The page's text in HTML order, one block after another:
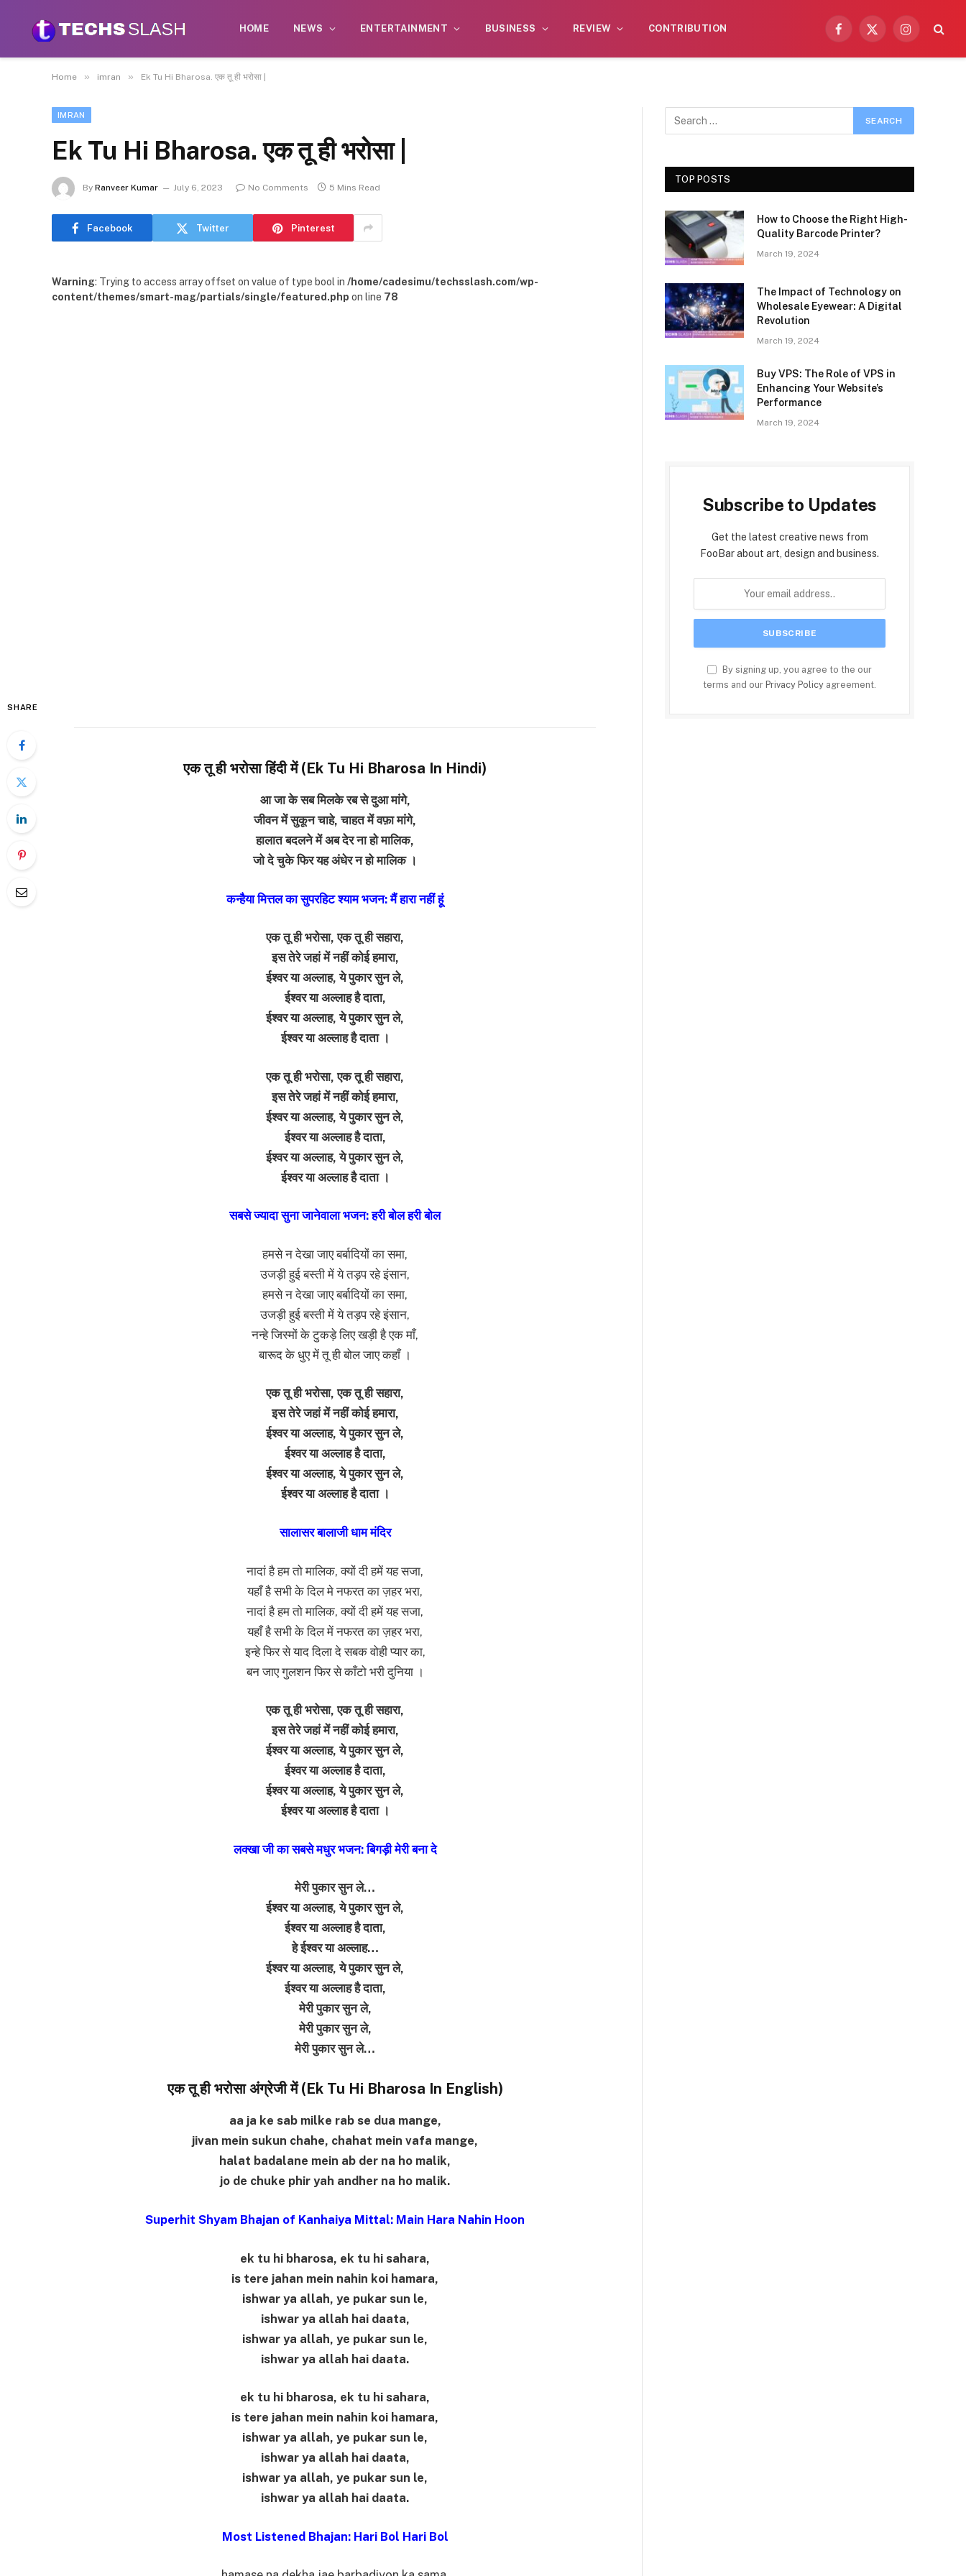
HOME NEWS ENTERTAINMENT BUSINESS REVIEW CONTRIBUTION
Facebook
X
Instagram
Home » imran » Ek Tu Hi Bharosa. एक तू ही भरोसा |
IMRAN
Ek Tu Hi Bharosa. एक तू ही भरोसा |
By Ranveer Kumar July 6, 2023 No Comments 5 Mins Read
Facebook Twitter Pinterest
Warning: Trying to access array offset on value of type bool in /home/cadesimu/techsslash.com/wp-
content/themes/smart-mag/partials/single/featured.php on line 78
SHARE
एक तू ही भरोसा हिंदी में (Ek Tu Hi Bharosa In Hindi)
आ जा के सब मिलके रब से दुआ मांगे,
जीवन में सुकून चाहे, चाहत में वफ़ा मांगे,
हालात बदलने में अब देर ना हो मालिक,
जो दे चुके फिर यह अंधेर न हो मालिक ।
कन्हैया मित्तल का सुपरहिट श्याम भजन: मैं हारा नहीं हूं
एक तू ही भरोसा, एक तू ही सहारा,
इस तेरे जहां में नहीं कोई हमारा,
ईश्वर या अल्लाह, ये पुकार सुन ले,
ईश्वर या अल्लाह है दाता,
ईश्वर या अल्लाह, ये पुकार सुन ले,
ईश्वर या अल्लाह है दाता ।
एक तू ही भरोसा, एक तू ही सहारा,
इस तेरे जहां में नहीं कोई हमारा,
ईश्वर या अल्लाह, ये पुकार सुन ले,
ईश्वर या अल्लाह है दाता,
ईश्वर या अल्लाह, ये पुकार सुन ले,
ईश्वर या अल्लाह है दाता ।
सबसे ज्यादा सुना जानेवाला भजन: हरी बोल हरी बोल
हमसे न देखा जाए बर्बादियों का समा,
उजड़ी हुई बस्ती में ये तड़प रहे इंसान,
हमसे न देखा जाए बर्बादियों का समा,
उजड़ी हुई बस्ती में ये तड़प रहे इंसान,
नन्हे जिस्मों के टुकड़े लिए खड़ी है एक माँ,
बारूद के धुए में तू ही बोल जाए कहाँ ।
एक तू ही भरोसा, एक तू ही सहारा,
इस तेरे जहां में नहीं कोई हमारा,
ईश्वर या अल्लाह, ये पुकार सुन ले,
ईश्वर या अल्लाह है दाता,
ईश्वर या अल्लाह, ये पुकार सुन ले,
ईश्वर या अल्लाह है दाता ।
सालासर बालाजी धाम मंदिर
नादां है हम तो मालिक, क्यों दी हमें यह सजा,
यहाँ है सभी के दिल मे नफरत का ज़हर भरा,
नादां है हम तो मालिक, क्यों दी हमें यह सजा,
यहाँ है सभी के दिल में नफरत का ज़हर भरा,
इन्हे फिर से याद दिला दे सबक वोही प्यार का,
बन जाए गुलशन फिर से काँटो भरी दुनिया ।
एक तू ही भरोसा, एक तू ही सहारा,
इस तेरे जहां में नहीं कोई हमारा,
ईश्वर या अल्लाह, ये पुकार सुन ले,
ईश्वर या अल्लाह है दाता,
ईश्वर या अल्लाह, ये पुकार सुन ले,
ईश्वर या अल्लाह है दाता ।
लक्खा जी का सबसे मधुर भजन: बिगड़ी मेरी बना दे
मेरी पुकार सुन ले…
ईश्वर या अल्लाह, ये पुकार सुन ले,
ईश्वर या अल्लाह है दाता,
हे ईश्वर या अल्लाह…
ईश्वर या अल्लाह, ये पुकार सुन ले,
ईश्वर या अल्लाह है दाता,
मेरी पुकार सुन ले,
मेरी पुकार सुन ले,
मेरी पुकार सुन ले…
एक तू ही भरोसा अंग्रेजी में (Ek Tu Hi Bharosa In English)
aa ja ke sab milke rab se dua mange,
jivan mein sukun chahe, chahat mein vafa mange,
halat badalane mein ab der na ho malik,
jo de chuke phir yah andher na ho malik.
Superhit Shyam Bhajan of Kanhaiya Mittal: Main Hara Nahin Hoon
ek tu hi bharosa, ek tu hi sahara,
is tere jahan mein nahin koi hamara,
ishwar ya allah, ye pukar sun le,
ishwar ya allah hai daata,
ishwar ya allah, ye pukar sun le,
ishwar ya allah hai daata.
ek tu hi bharosa, ek tu hi sahara,
is tere jahan mein nahin koi hamara,
ishwar ya allah, ye pukar sun le,
ishwar ya allah hai daata,
ishwar ya allah, ye pukar sun le,
ishwar ya allah hai daata.
Most Listened Bhajan: Hari Bol Hari Bol
TOP POSTS
How to Choose the Right High-
Quality Barcode Printer?
March 19, 2024
The Impact of Technology on
Wholesale Eyewear: A Digital
Revolution
March 19, 2024
Buy VPS: The Role of VPS in
Enhancing Your Website’s
Performance
March 19, 2024
Subscribe to Updates
Get the latest creative news from
FooBar about art, design and business.
By signing up, you agree to the our
terms and our Privacy Policy agreement.